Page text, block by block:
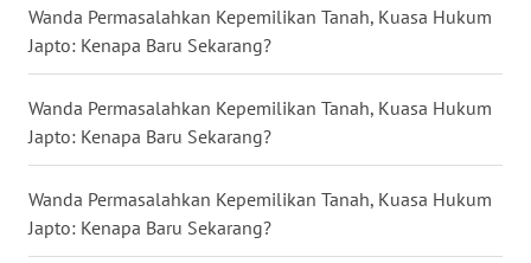
Wanda Permasalahkan Kepemilikan Tanah, Kuasa Hukum
Japto: Kenapa Baru Sekarang?
Wanda Permasalahkan Kepemilikan Tanah, Kuasa Hukum
Japto: Kenapa Baru Sekarang?
Wanda Permasalahkan Kepemilikan Tanah, Kuasa Hukum
Japto: Kenapa Baru Sekarang?
WN
LAMPUNG
WN
JATENG
WN
NUSANTARA